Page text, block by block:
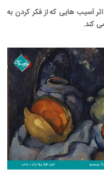
آسیب هایی که از فکر کردن به
کند.